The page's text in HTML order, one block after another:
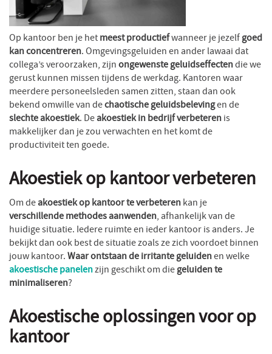
Op kantoor ben je hetmeest productiefwanneer je jezelfgoed
kan concentreren. Omgevingsgeluiden en ander lawaai dat
collega’s veroorzaken, zijnongewenste geluidseffectendie we
gerust kunnen missen tijdens de werkdag. Kantoren waar
meerdere personeelsleden samen zitten, staan dan ook
bekend omwille van dechaotische geluidsbelevingen de
slechte akoestiek. Deakoestiek in bedrijf verbeterenis
makkelijker dan je zou verwachten en het komt de
productiviteit ten goede.
Akoestiek op kantoor verbeteren
Om deakoestiek op kantoor te verbeterenkan je
verschillende methodes aanwenden, afhankelijk van de
huidige situatie. Iedere ruimte en ieder kantoor is anders. Je
bekijkt dan ook best de situatie zoals ze zich voordoet binnen
jouw kantoor.Waar ontstaan de irritante geluidenen welke
akoestische panelenzijn geschikt om diegeluiden te
minimaliseren?
Akoestische oplossingen voor op
kantoor